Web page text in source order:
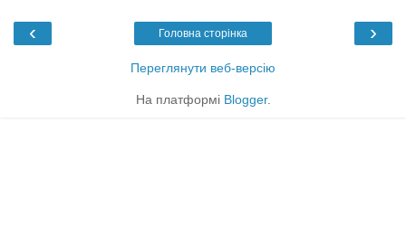
‹ ›
Головна сторінка
Переглянути веб-версію
На платформі Blogger.